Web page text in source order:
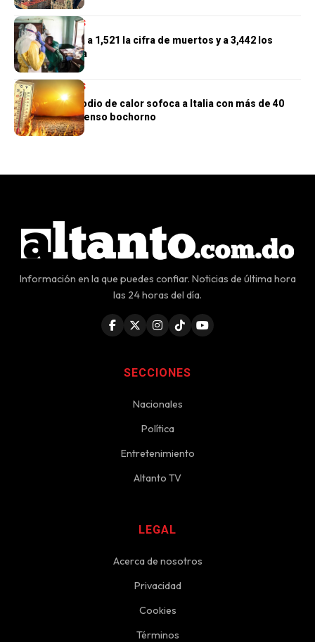
INTERNACIONALES
El Congo eleva a 1,521 la cifra de muertos y a 3,442 los
casos de ébola
INTERNACIONALES
Un nuevo episodio de calor sofoca a Italia con más de 40
grados y un intenso bochorno
Información en la que puedes confiar. Noticias de última hora
las 24 horas del día.
SECCIONES
Nacionales
Política
Entretenimiento
Altanto TV
LEGAL
Acerca de nosotros
Privacidad
Cookies
Términos